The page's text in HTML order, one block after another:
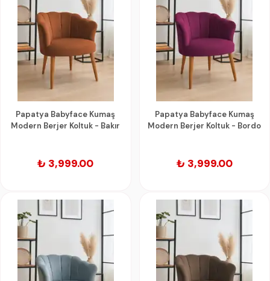
Papatya Babyface Kumaş
Modern Berjer Koltuk - Bakır
₺ 3,999.00
Papatya Babyface Kumaş
Modern Berjer Koltuk - Bordo
₺ 3,999.00